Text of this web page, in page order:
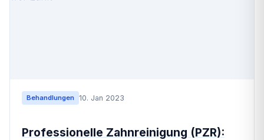
Behandlungen 10. Jan 2023
Professionelle Zahnreinigung (PZR):